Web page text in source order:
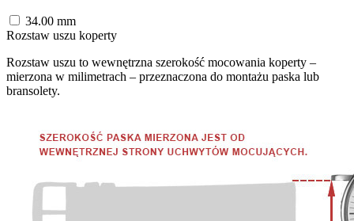
34.00 mm
Rozstaw uszu koperty
Rozstaw uszu to wewnętrzna szerokość mocowania koperty –
mierzona w milimetrach – przeznaczona do montażu paska lub
bransolety.